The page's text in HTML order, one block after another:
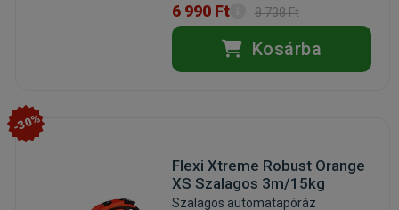
6 990 Ft 8 738 Ft
Kosárba
-30%
Flexi Xtreme Robust Orange
XS Szalagos 3m/15kg
Szalagos automatapóráz